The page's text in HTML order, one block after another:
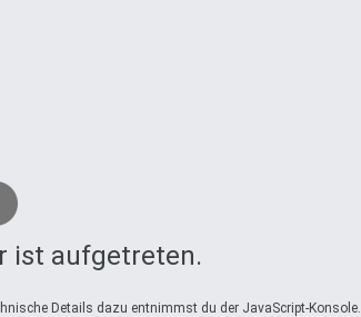
ist aufgetreten.
Details dazu entnimmst du der JavaScript-Konsole.